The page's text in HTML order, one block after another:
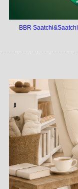
BBR Saatchi&Saatchi